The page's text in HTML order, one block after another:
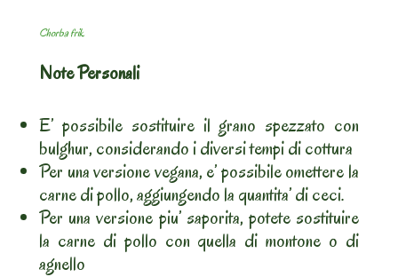
Chorba frik
Note Personali
E’ possibile sostituire il grano spezzato con
bulghur, considerando i diversi tempi di cottura
Per una versione vegana, e’ possibile omettere la
carne di pollo, aggiungendo la quantita’ di ceci.
Per una versione piu’ saporita, potete sostituire
la carne di pollo con quella di montone o di
agnello